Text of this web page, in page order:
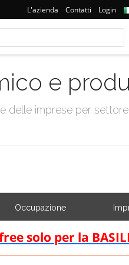
L'azienda Contatti Login
e
delle imprese per
Occupazione
solo per la